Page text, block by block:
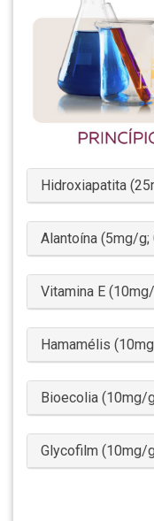
Hidroxiapatita
Alantoína (5mg/g;
Vitamina E
Hamamélis
Bioecolia (10mg/
Glycofilm (10mg/